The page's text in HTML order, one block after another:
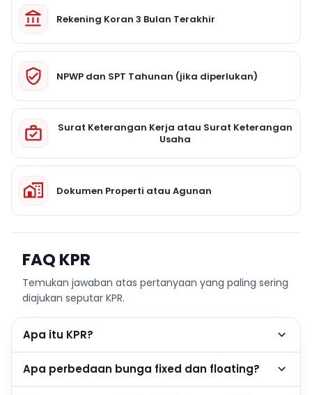
Rekening Koran 3 Bulan Terakhir
NPWP dan SPT Tahunan (jika diperlukan)
Surat Keterangan Kerja atau Surat Keterangan
Usaha
Dokumen Properti atau Agunan
FAQ KPR
Temukan jawaban atas pertanyaan yang paling sering
diajukan seputar KPR.
Apa itu KPR?
Apa perbedaan bunga fixed dan floating?